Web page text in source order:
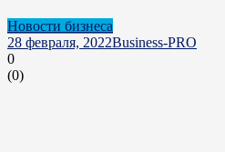
Новости бизнеса
28 февраля, 2022Business-PRO
0
(0)